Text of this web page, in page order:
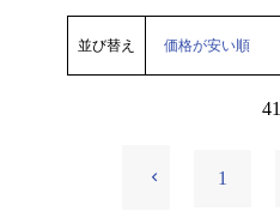
並び替え 価格が安い順
41
1